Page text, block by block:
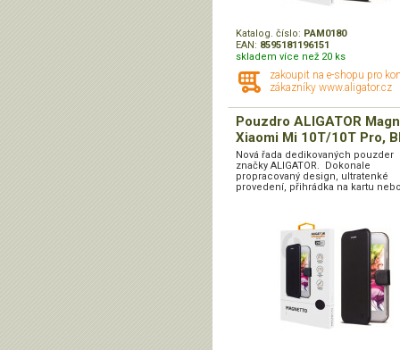
Katalog. číslo: PAM0180
EAN: 8595181196151
skladem více než 20 ks
zakoupit na e-shopu pro
zákazníky www.aligator.cz
Pouzdro ALIGATOR
Xiaomi Mi 10T/10T Pro,
Nová řada dedikovaných pouzder
značky ALIGATOR. Dokonale
propracovaný design, ultratenké
provedení, přihrádka na kartu